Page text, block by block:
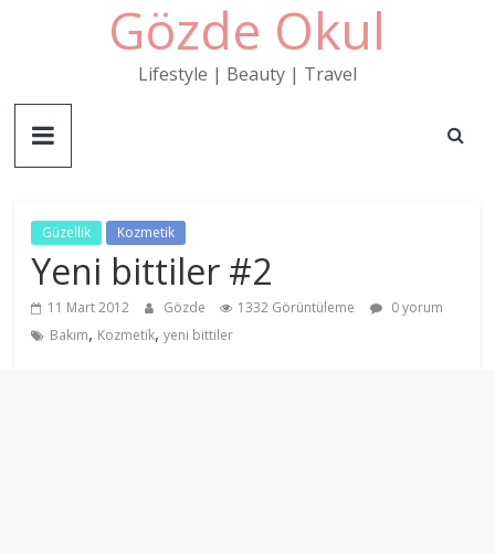
Gözde Okul
Lifestyle | Beauty | Travel
Güzellik Kozmetik
Yeni bittiler #2
11 Mart 2012 Gözde 1332 Görüntüleme
0 yorum
Bakım, Kozmetik,yeni bittiler